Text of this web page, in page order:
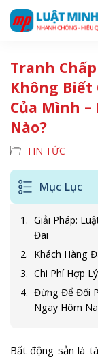
Tranh
Không Biết
Của Mình
Nào?
TIN TỨC
Mục Lục
Giải Pháp:
Đai
Khách Hàng
Chi Phí Hợp
Đừng Để Đối
Ngay Hôm
Bất động sản là